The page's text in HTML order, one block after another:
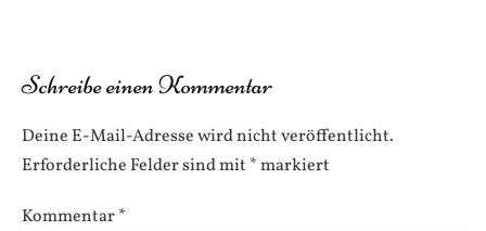
Schreibe einen Kommentar
Deine E-Mail-Adresse wird nicht veröffentlicht.
Erforderliche Felder sind mit *markiert
Kommentar*